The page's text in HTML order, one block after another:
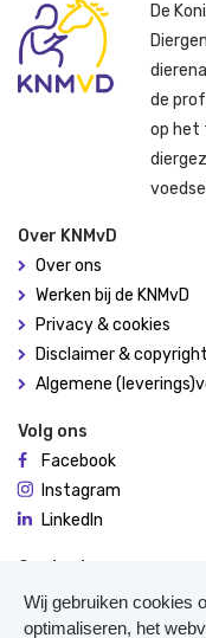
De
de
op het
Over KNMvD
Over ons
Werken bij de KNMvD
Privacy & cookies
Disclaimer & copyright
Algemene
Volg ons
Facebook
Instagram
LinkedIn
Contact
De Molen 94
3995 AX Houten
Wij gebruiken cookies
optimaliseren, het